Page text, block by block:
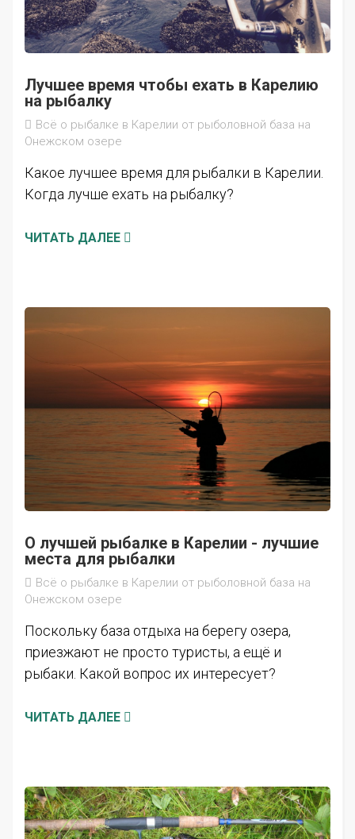
Лучшее время чтобы ехать в Карелию
на рыбалку
Всё о рыбалке в Карелии от рыболовной база на
Онежском озере
Какое лучшее время для рыбалки в Карелии.
Когда лучше ехать на рыбалку?
ЧИТАТЬ ДАЛЕЕ
О лучшей рыбалке в Карелии - лучшие
места для рыбалки
Всё о рыбалке в Карелии от рыболовной база на
Онежском озере
Поскольку база отдыха на берегу озера,
приезжают не просто туристы, а ещё и
рыбаки. Какой вопрос их интересует?
ЧИТАТЬ ДАЛЕЕ